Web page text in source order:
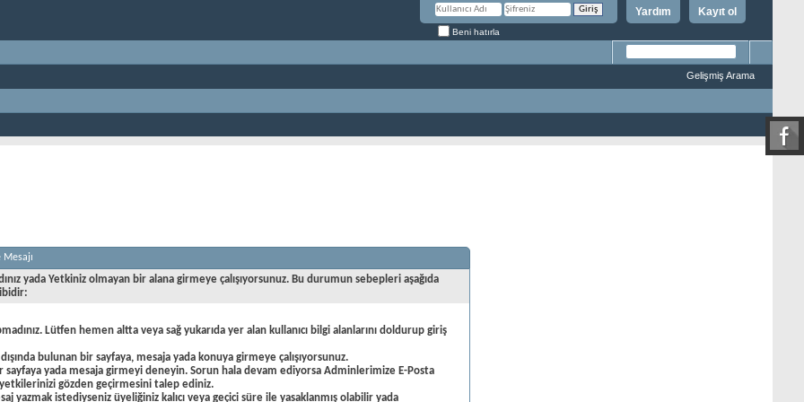
Kayıt ol
Yardım
Beni hatırla
Gelişmiş Arama
yada Yetkiniz olmayan bir alana girmeye çalışıyorsunuz. Bu durumun sebepleri aşağıda
Lütfen hemen altta veya sağ yukarıda yer alan kullanıcı bilgi alanlarını doldurup giriş
bulunan bir sayfaya, mesaja yada konuya girmeye çalışıyorsunuz.
sayfaya yada mesaja girmeyi deneyin. Sorun hala devam ediyorsa Adminlerimize E-Posta
gözden geçirmesini talep ediniz.
yazmak istediyseniz üyeliğiniz kalıcı veya geçici süre ile yasaklanmış olabilir yada